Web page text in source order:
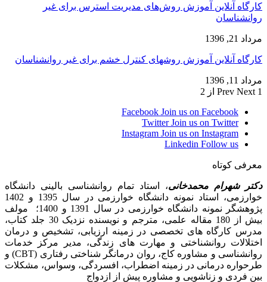
کارگاه آنلاین آموزش روش‌های مدیریت استرس برای غیر
روانشناسان
مرداد 21, 1396
کارگاه آنلاین آموزش روشهای کنترل خشم برای غیر روانشناسان
مرداد 11, 1396
Prev Next 1 از 2
Facebook Join us on Facebook
Twitter Join us on Twitter
Instagram Join us on Instagram
Linkedin Follow us
معرفی کوتاه
دکتر شهرام محمدخانی، استاد تمام روانشناسی بالینی دانشگاه
خوارزمی، استاد نمونه دانشگاه خوارزمی در سال 1395 و 1402
پژوهشگر نمونه دانشگاه خوارزمی در سال 1391 و 1400؛ مولف
بیش از 180 مقاله علمی، مترجم و نویسنده نزدیک 30 جلد کتاب،
مدرس کارگاه­ های تخصصی در زمینه ارزیابی، تشخیص و درمان
اختلالات روانشناختی و مهارت های زندگی، مدیر مرکز خدمات
روانشناسی و مشاوره کاج، روان­ درمانگر شناختی رفتاری (CBT) و
طرحواره درمانی در زمینه اضطراب، افسردگی، وسواس، مشکلات
بین فردی و زناشویی و مشاوره پیش از ازدواج